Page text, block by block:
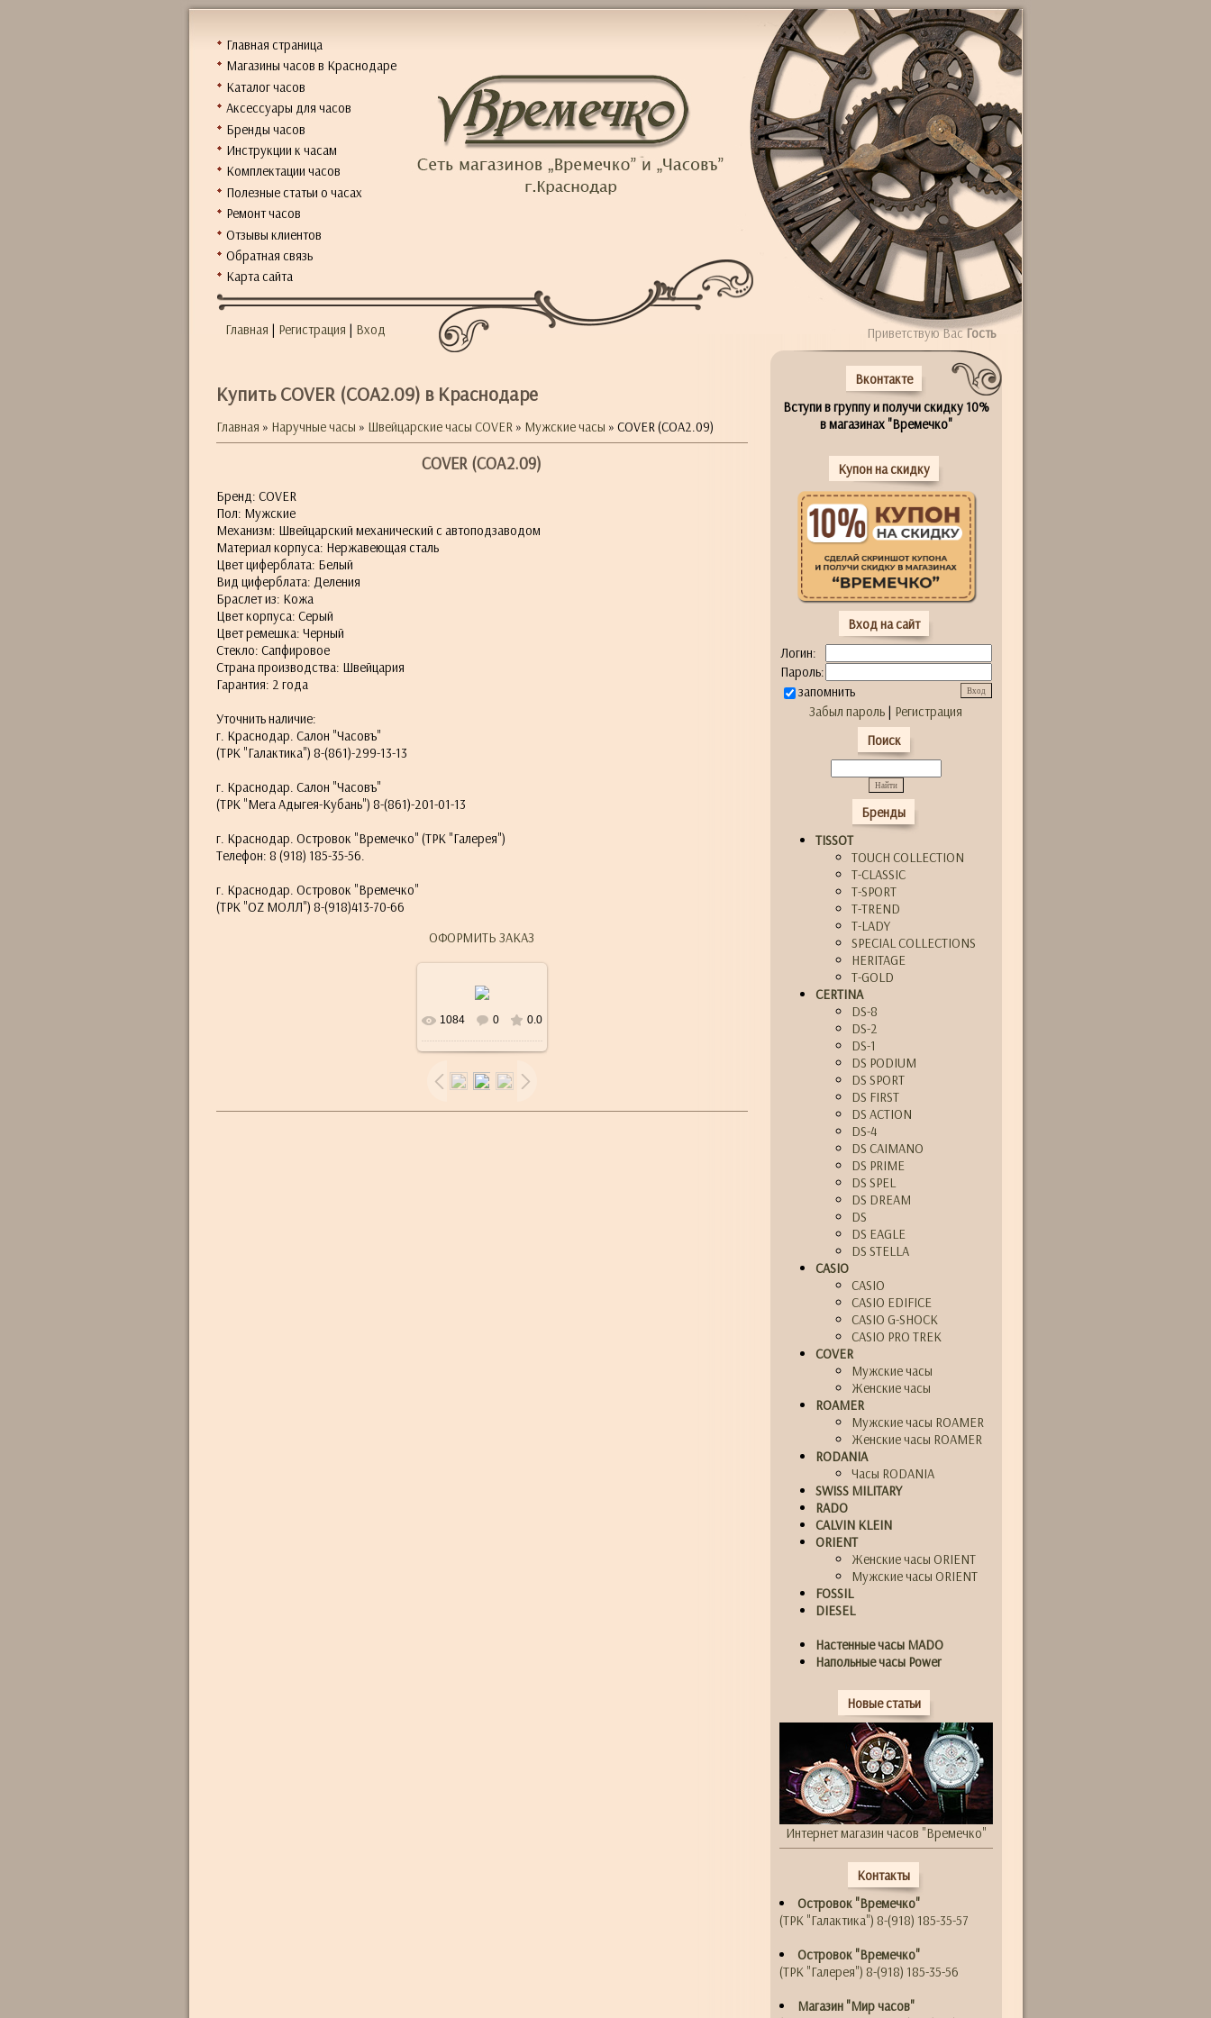
Главная страница
Магазины часов в Краснодаре
Каталог часов
Аксессуары для часов
Бренды часов
Инструкции к часам
Комплектации часов
Полезные статьи о часах
Ремонт часов
Отзывы клиентов
Обратная связь
Карта сайта
Главная | Регистрация | Вход
Купить COVER (COA2.09) в Краснодаре
Главная » Наручные часы » Швейцарские часы COVER» Мужские часы » COVER (COA2.09)
COVER (COA2.09)
Бренд: COVER
Пол: Мужские
Механизм: Швейцарский механический с автоподзаводом
Материал корпуса: Нержавеющая сталь
Цвет циферблата: Белый
Вид циферблата: Деления
Браслет из: Кожа
Цвет корпуса: Серый
Цвет ремешка: Черный
Стекло: Сапфировое
Страна производства: Швейцария
Гарантия: 2 года
Уточнить наличие:
г. Краснодар. Салон "Часовъ"
(ТРК "Галактика") 8-(861)-299-13-13
г. Краснодар. Салон "Часовъ"
(ТРК "Мега Адыгея-Кубань") 8-(861)-201-01-13
г. Краснодар. Островок "Времечко" (ТРК "Галерея")
Телефон: 8 (918) 185-35-56.
г. Краснодар. Островок "Времечко"
(ТРК "OZ МОЛЛ") 8-(918)413-70-66
ОФОРМИТЬ ЗАКАЗ
1084 0 0.0
Приветствую ВасГость
Вконтакте
Вступи в группу и получи скидку 10%
в магазинах "Времечко"
Купон на скидку
Вход на сайт
Логин:
Пароль:
запомнить
Забыл пароль | Регистрация
Поиск
Бренды
TISSOT
TOUCH COLLECTION
T-CLASSIC
T-SPORT
T-TREND
T-LADY
SPECIAL COLLECTIONS
HERITAGE
T-GOLD
CERTINA
DS-8
DS-2
DS-1
DS PODIUM
DS SPORT
DS FIRST
DS ACTION
DS-4
DS CAIMANO
DS PRIME
DS SPEL
DS DREAM
DS
DS EAGLE
DS STELLA
CASIO
CASIO
CASIO EDIFICE
CASIO G-SHOCK
CASIO PRO TREK
COVER
Мужские часы
Женские часы
ROAMER
Мужские часы ROAMER
Женские часы ROAMER
RODANIA
Часы RODANIA
SWISS MILITARY
RADO
CALVIN KLEIN
ORIENT
Женские часы ORIENT
Мужские часы ORIENT
FOSSIL
DIESEL
Настенные часы MADO
Напольные часы Power
Новые статьи
Интернет магазин часов "Времечко"
Контакты
Островок "Времечко"
(ТРК "Галактика") 8-(918) 185-35-57
Островок "Времечко"
(ТРК "Галерея") 8-(918) 185-35-56
Магазин "Мир часов"